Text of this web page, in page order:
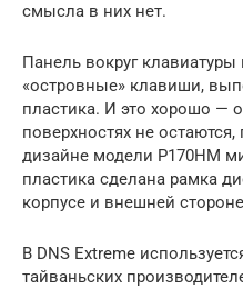
смысла в них нет.
Панель вокруг
«островные» клавиши,
пластика. И это хорошо —
поверхностях не
дизайне модели P170HM
пластика сделана рамка
корпусе и внешней
В DNS Extreme
тайваньских